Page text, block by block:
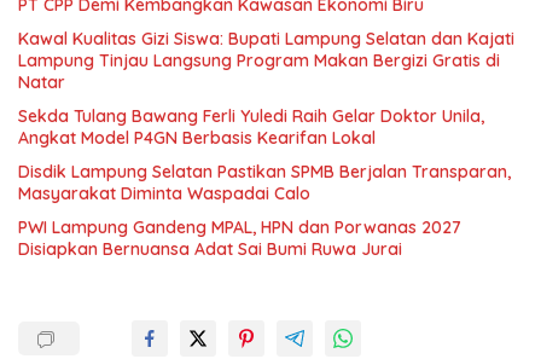
PT CPP Demi Kembangkan Kawasan Ekonomi Biru
Kawal Kualitas Gizi Siswa: Bupati Lampung Selatan dan Kajati
Lampung Tinjau Langsung Program Makan Bergizi Gratis di
Natar
Sekda Tulang Bawang Ferli Yuledi Raih Gelar Doktor Unila,
Angkat Model P4GN Berbasis Kearifan Lokal
Disdik Lampung Selatan Pastikan SPMB Berjalan Transparan,
Masyarakat Diminta Waspadai Calo
PWI Lampung Gandeng MPAL, HPN dan Porwanas 2027
Disiapkan Bernuansa Adat Sai Bumi Ruwa Jurai